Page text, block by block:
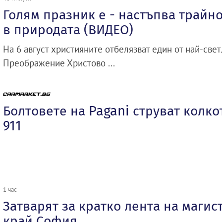
Голям празник е - настъпва
в природата (ВИДЕО)
На 6 август християните отбелязват един от най-
Преображение Христово ...
Болтовете на Pagani струват
911
1 час
Затварят за кратко лента на